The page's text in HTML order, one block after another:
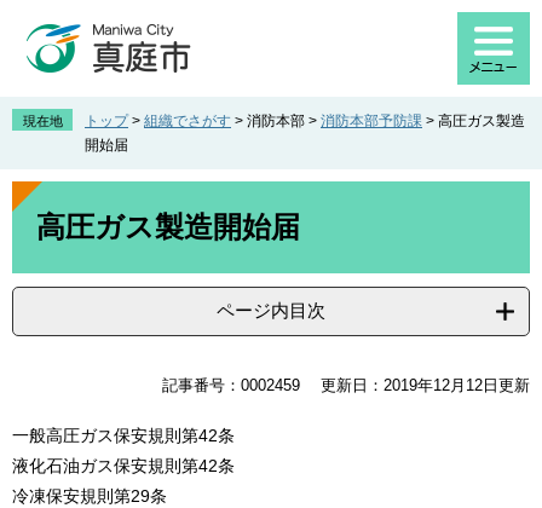
先
。
を
て
へ
現在地 トップ > 組織でさがす > 消防本部 > 消防本部予防課 > 高圧ガス製造
開始届
本
高圧ガス製造開始届
ページ内目次
記事番号：0002459 更新日：2019年12月12日更新
一般高圧ガス保安規則第42条
液化石油ガス保安規則第42条
冷凍保安規則第29条